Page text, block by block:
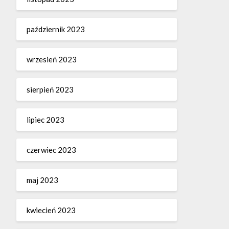
październik 2023
wrzesień 2023
sierpień 2023
lipiec 2023
czerwiec 2023
maj 2023
kwiecień 2023